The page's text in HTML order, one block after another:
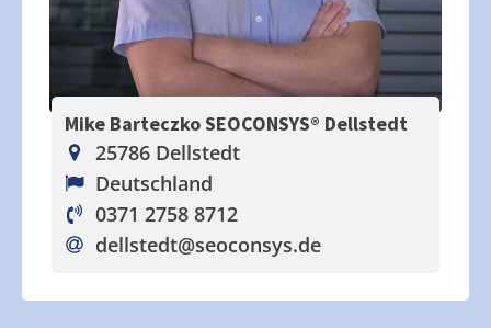
Mike Barteczko SEOCONSYS® Dellstedt
25786 Dellstedt
Deutschland
0371 2758 8712
dellstedt@seoconsys.de